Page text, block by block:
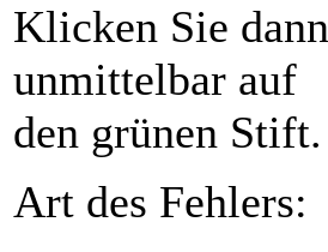
Klicken Sie dann
unmittelbar auf
den grünen Stift.
Art des Fehlers: